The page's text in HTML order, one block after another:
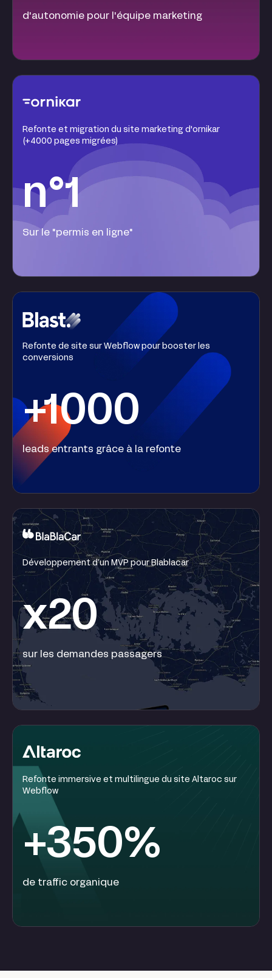
d'autonomie pour l'équipe marketing
Refonte et migration du site marketing d'ornikar
(+4000 pages migrées)
n°1
Sur le "permis en ligne"
Refonte de site sur Webflow pour booster les
conversions
+1000
leads entrants grâce à la refonte
Développement d’un MVP pour Blablacar
x20
sur les demandes passagers
Refonte immersive et multilingue du site Altaroc sur
Webflow
+350%
de traffic organique